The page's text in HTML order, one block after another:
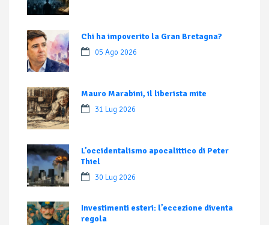
Chi ha impoverito la Gran Bretagna?
05 Ago 2026
Mauro Marabini, il liberista mite
31 Lug 2026
L’occidentalismo apocalittico di Peter
Thiel
30 Lug 2026
Investimenti esteri: l’eccezione diventa
regola